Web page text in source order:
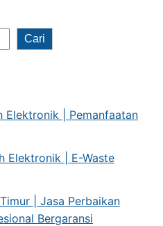
Cari
Elektronik | Pemanfaatan
Elektronik | E-Waste
| Jasa Perbaikan
Bergaransi